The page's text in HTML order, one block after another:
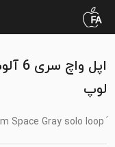
اپل
لوپ
َ Apple Watch Series 6 Aluminium Space Gray solo loop